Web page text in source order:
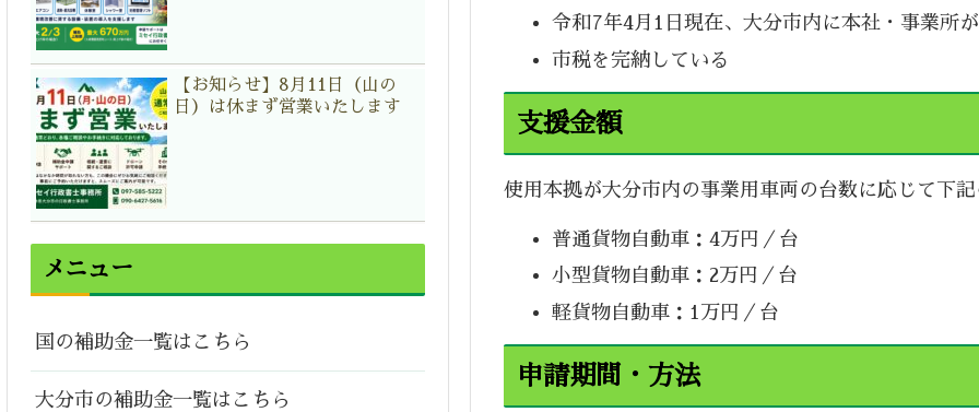
令和7年4月1日現在、大分市内に本社・事業所
市税を完納している
支援金額
使用本拠が大分市内の事業用車両の台数に応じて下
普通貨物自動車：4万円／台
小型貨物自動車：2万円／台
軽貨物自動車：1万円／台
申請期間・方法
【お知らせ】8月11日（山の
日）は休まず営業いたします
メニュー
国の補助金一覧はこちら
大分市の補助金一覧はこちら